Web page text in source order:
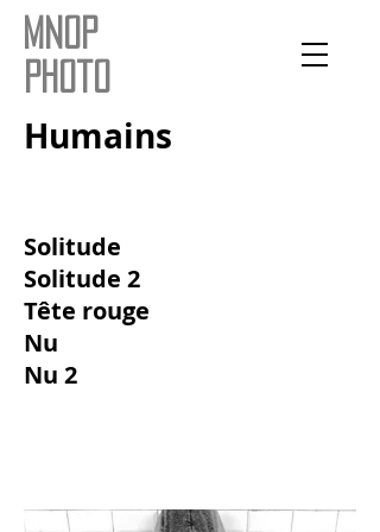
mnop
photo
Humains
Solitude
Solitude 2
Tête rouge
Nu
Nu 2